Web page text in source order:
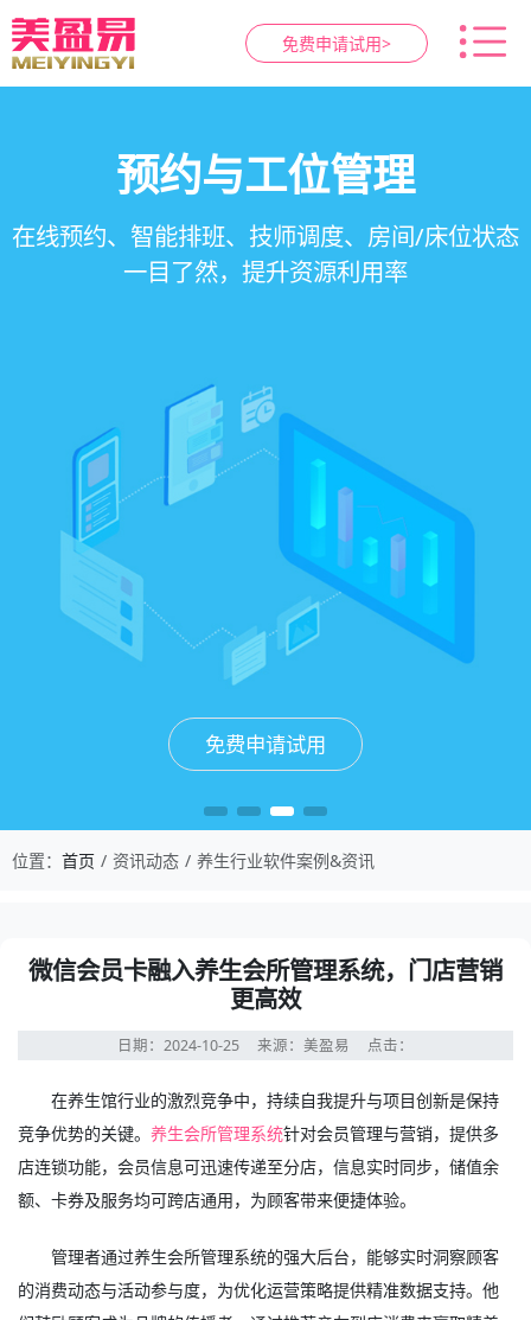
免费申请试用>
智慧养生馆管理系统
一站式解决养生馆预约、服务、会员、财务、营
销全流程数字化管理
免费申请试用
会员营销&锁客
会员积分、套餐定制、精准营销、客户关怀，提
升复购率与客单价
免费申请试用
预约与工位管理
在线预约、智能排班、技师调度、房间/床位状态
一目了然，提升资源利用率
免费申请试用
健康档案与效果追踪
客户体质记录、服务方案执行、效果对比，数据
化展示服务价值
免费申请试用
位置： 首页 资讯动态 养生行业软件案例&资讯
微信会员卡融入养生会所管理系统，门店营销
更高效
日期：2024-10-25 来源：美盈易 点击：
在养生馆行业的激烈竞争中，持续自我提升与项目创新是保持
竞争优势的关键。 养生会所管理系统针对会员管理与营销，提供多
店连锁功能，会员信息可迅速传递至分店，信息实时同步，储值余
额、卡券及服务均可跨店通用，为顾客带来便捷体验。
管理者通过养生会所管理系统的强大后台，能够实时洞察顾客
的消费动态与活动参与度，为优化运营策略提供精准数据支持。他